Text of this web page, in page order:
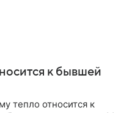
к бывшей
тепло относится к